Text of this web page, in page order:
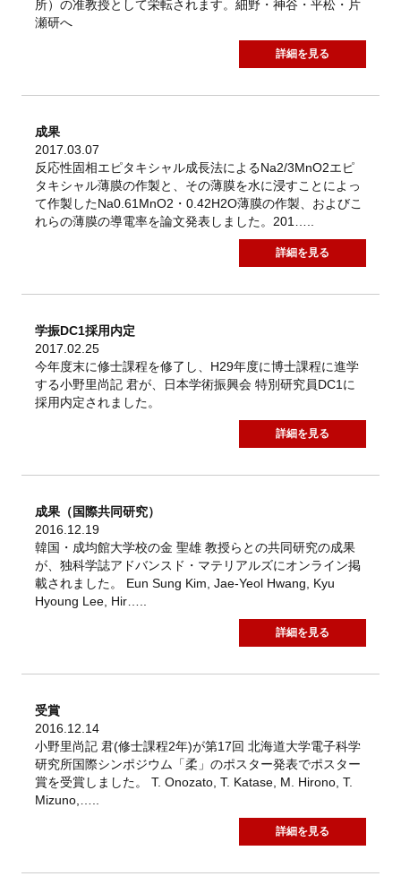
所）の准教授として栄転されます。細野・神谷・平松・片
瀬研へ
詳細を見る
成果
2017.03.07
反応性固相エピタキシャル成長法によるNa2/3MnO2エピ
タキシャル薄膜の作製と、その薄膜を水に浸すことによっ
て作製したNa0.61MnO2・0.42H2O薄膜の作製、およびこ
れらの薄膜の導電率を論文発表しました。201…..
詳細を見る
学振DC1採用内定
2017.02.25
今年度末に修士課程を修了し、H29年度に博士課程に進学
する小野里尚記 君が、日本学術振興会 特別研究員DC1に
採用内定されました。
詳細を見る
成果（国際共同研究）
2016.12.19
韓国・成均館大学校の金 聖雄 教授らとの共同研究の成果
が、独科学誌アドバンスド・マテリアルズにオンライン掲
載されました。 Eun Sung Kim, Jae-Yeol Hwang, Kyu
Hyoung Lee, Hir…..
詳細を見る
受賞
2016.12.14
小野里尚記 君(修士課程2年)が第17回 北海道大学電子科学
研究所国際シンポジウム「柔」のポスター発表でポスター
賞を受賞しました。 T. Onozato, T. Katase, M. Hirono, T.
Mizuno,…..
詳細を見る